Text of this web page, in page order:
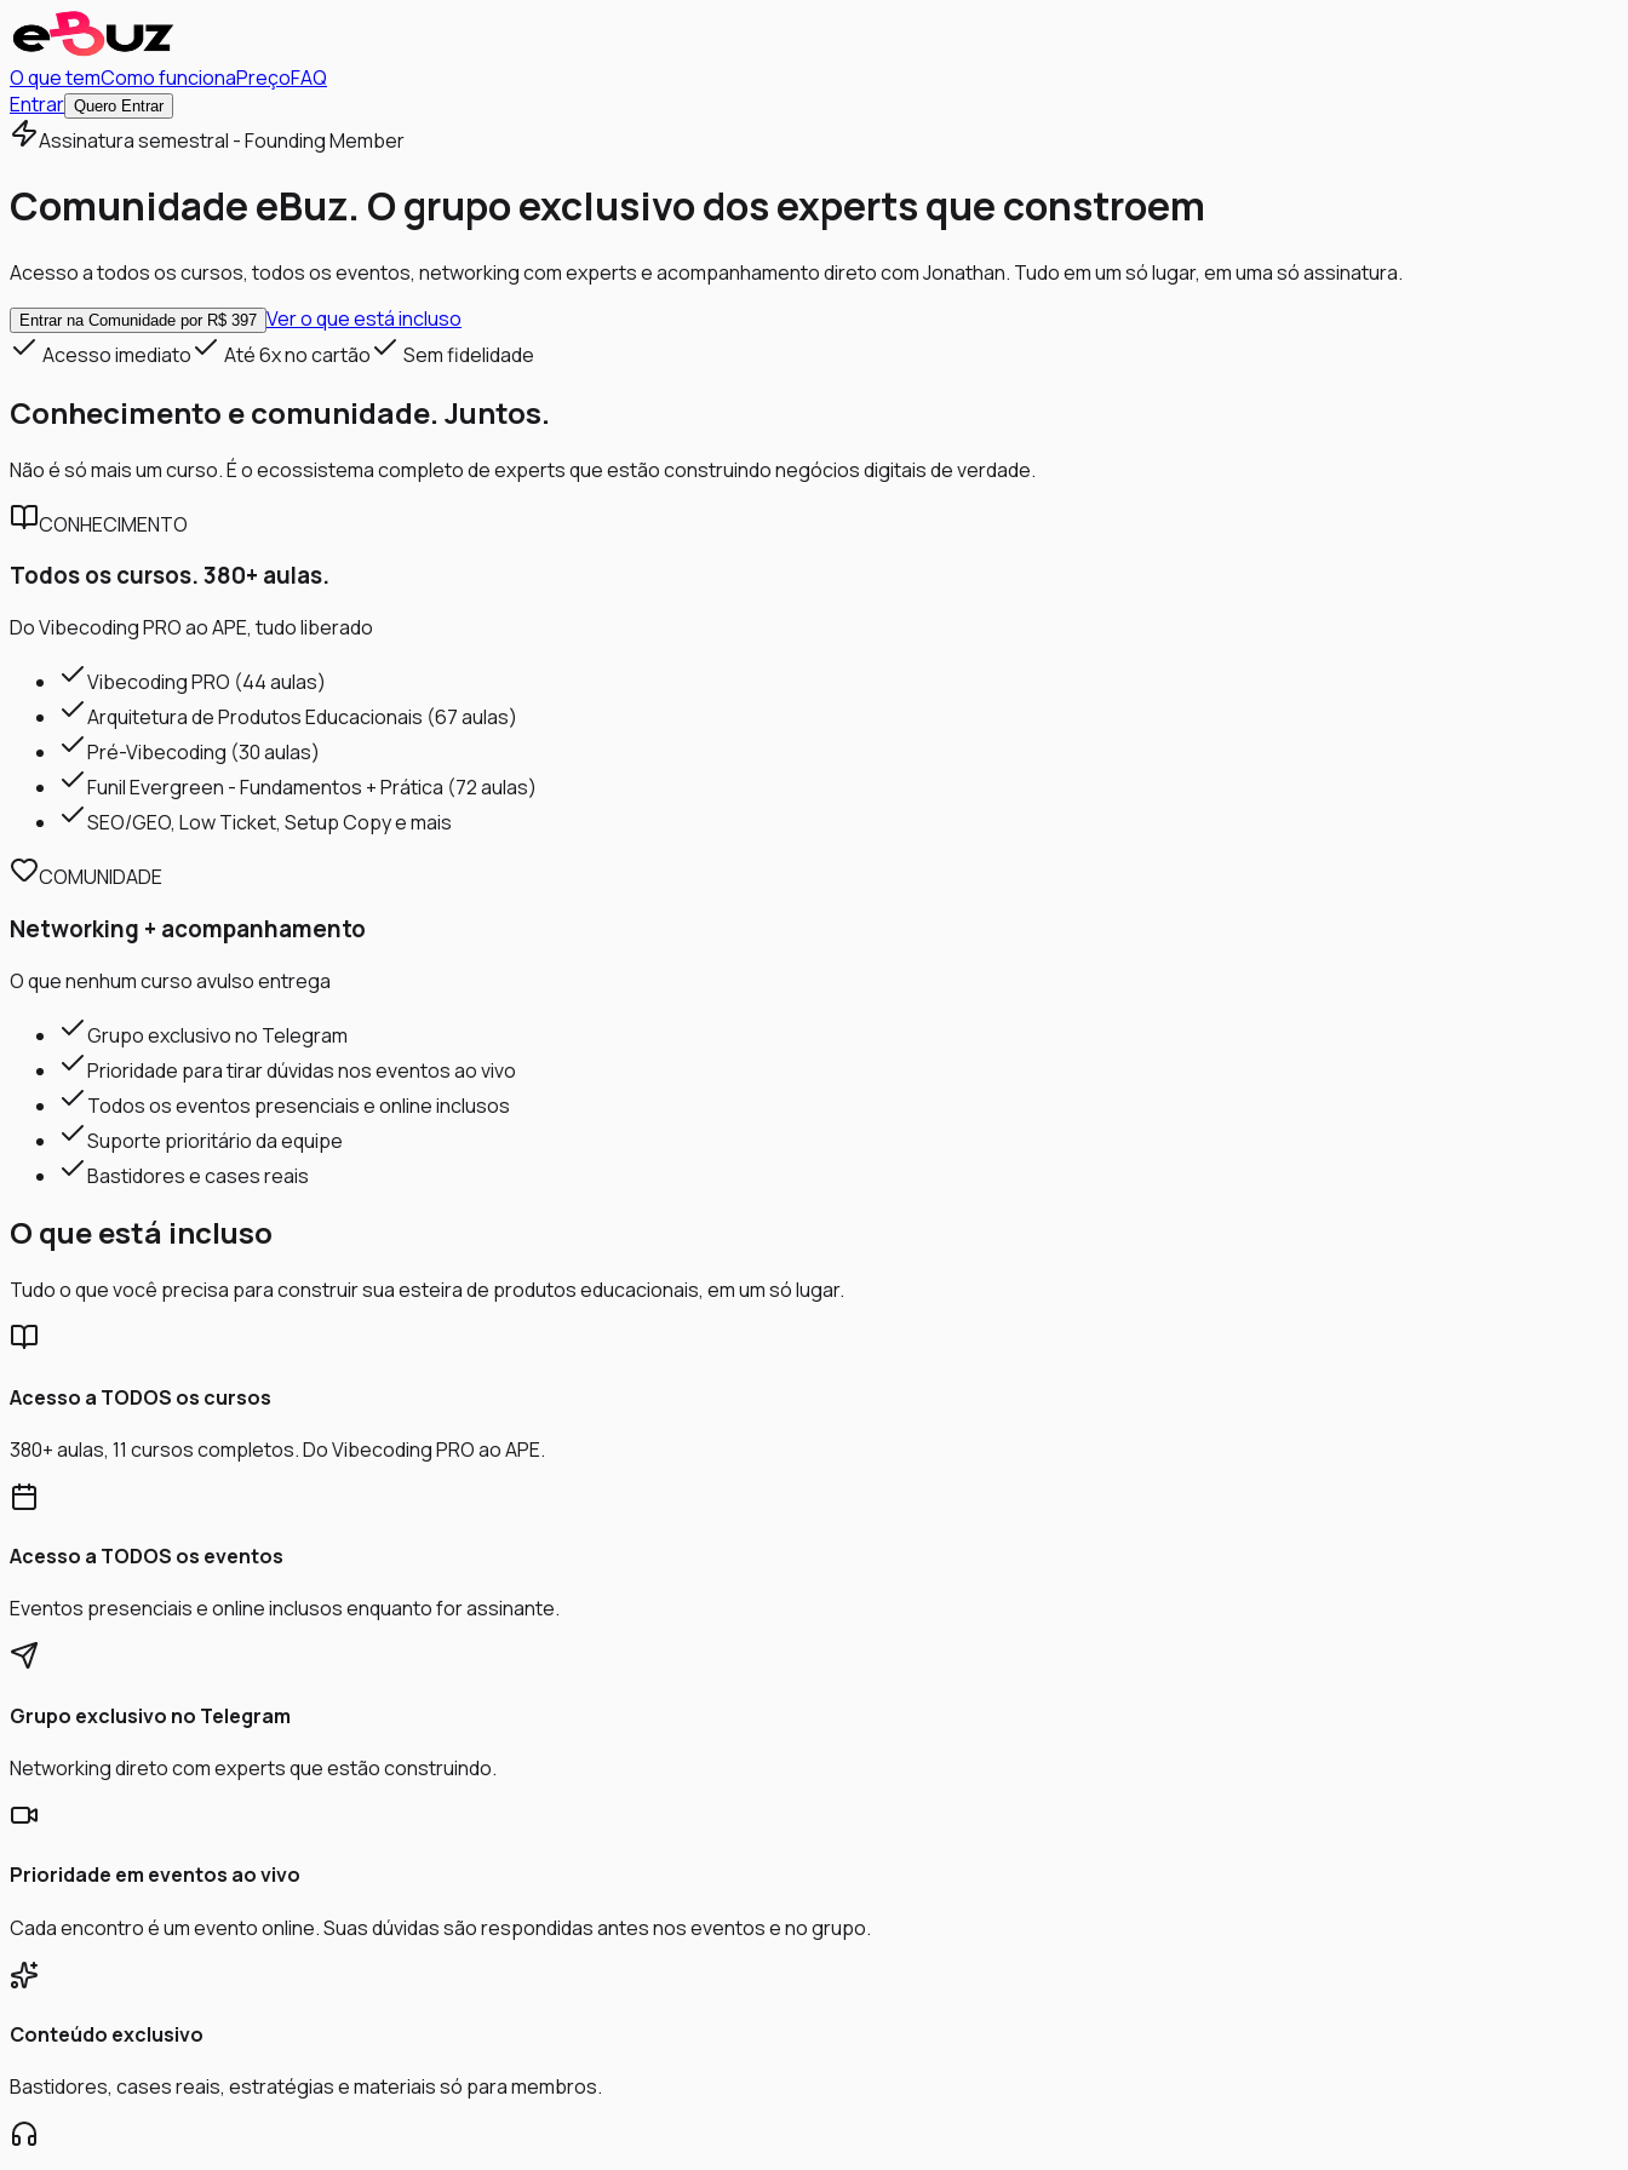
O que temComo funcionaPreçoFAQ
Entrar Quero Entrar
Assinatura semestral - Founding Member
Comunidade eBuz. O grupoexclusivo dos experts que constroem
Acesso a todos os cursos, todos os eventos, networking com experts e acompanhamento direto com Jonathan. Tudo em um só lugar, em uma só assinatura.
Entrar na Comunidade por R$ 397 Ver o que está incluso
Acesso imediato
Até 6x no cartão Sem fidelidade
Conhecimento e comunidade. Juntos.
Não é só mais um curso. É o ecossistema completo de experts que estão construindo negócios digitais de verdade.
CONHECIMENTO
Todos os cursos. 380+ aulas.
Do Vibecoding PRO ao APE, tudo liberado
Vibecoding PRO (44 aulas)
Arquitetura de Produtos Educacionais (67 aulas)
Pré-Vibecoding (30 aulas)
Funil Evergreen - Fundamentos + Prática (72 aulas)
SEO/GEO, Low Ticket, Setup Copy e mais
COMUNIDADE
Networking + acompanhamento
O que nenhum curso avulso entrega
Grupo exclusivo no Telegram
Prioridade para tirar dúvidas nos eventos ao vivo
Todos os eventos presenciais e online inclusos
Suporte prioritário da equipe
Bastidores e cases reais
O que está incluso
Tudo o que você precisa para construir sua esteira de produtos educacionais, em um só lugar.
Acesso a TODOS os cursos
380+ aulas, 11 cursos completos. Do Vibecoding PRO ao APE.
Acesso a TODOS os eventos
Eventos presenciais e online inclusos enquanto for assinante.
Grupo exclusivo no Telegram
Networking direto com experts que estão construindo.
Prioridade em eventos ao vivo
Cada encontro é um evento online. Suas dúvidas são respondidas antes nos eventos e no grupo.
Conteúdo exclusivo
Bastidores, cases reais, estratégias e materiais só para membros.